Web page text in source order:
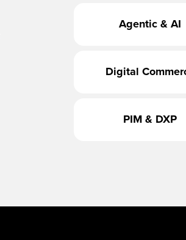
Agentic & AI
Digital
PIM & DXP